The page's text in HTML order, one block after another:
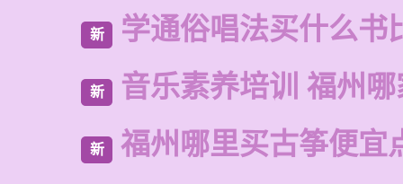
新 学通俗唱法买什么书
新 音乐素养培训 福州
新 福州哪里买古筝便宜